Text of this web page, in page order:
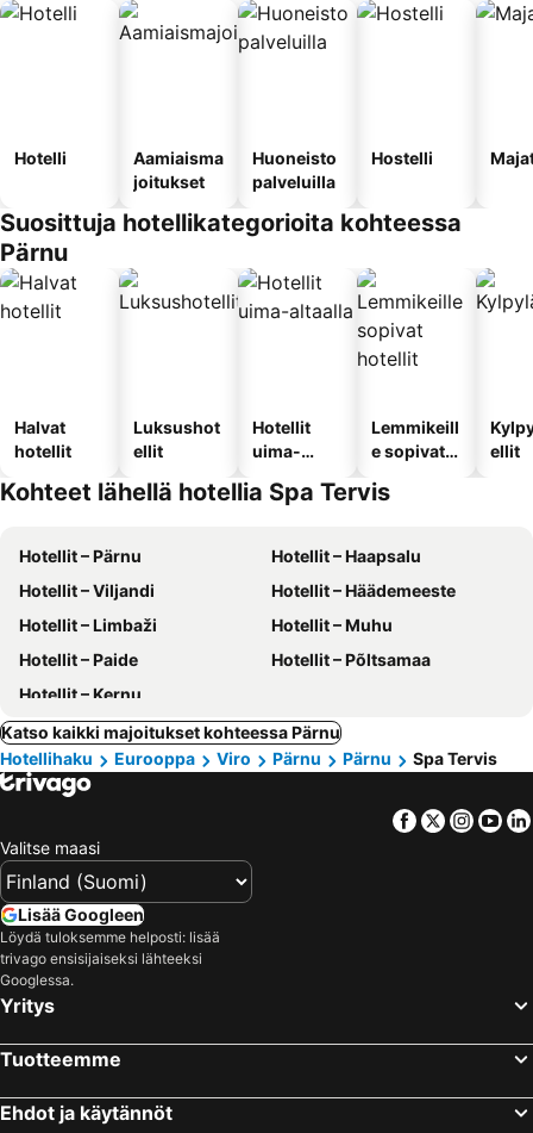
Hotelli
Aamiaisma
joitukset
Huoneisto
palveluilla
Hostelli
Suosittuja hotellikategorioita kohteessa
Pärnu
Halvat
hotellit
Luksushot
ellit
Hotellit
uima-
Lemmikeill
e sopivat
ellit
Kohteet lähellä hotellia Spa Tervis
Hotellit – Pärnu
Hotellit – Haapsalu
Hotellit – Viljandi
Hotellit – Häädemeeste
Hotellit – Limbaži
Hotellit – Muhu
Hotellit – Paide
Hotellit – Põltsamaa
Hotellit – Kernu
Katso kaikki majoitukset kohteessa Pärnu
Hotellihaku
Eurooppa Viro Pärnu Pärnu Spa Tervis
Facebook
Twitter
Valitse maasi
Lisää Googleen
Löydä tuloksemme helposti: lisää
trivago ensisijaiseksi lähteeksi
Googlessa.
Yritys
Tuotteemme
Ehdot ja käytännöt